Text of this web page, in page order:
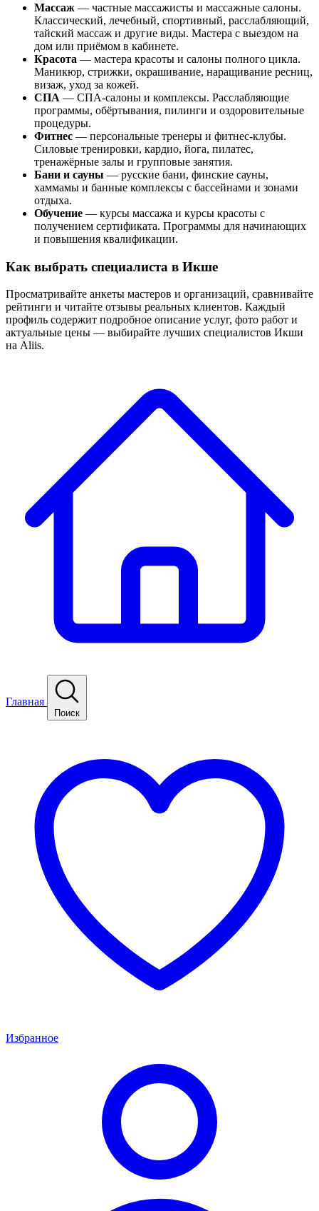
Массаж — частные массажисты и массажные салоны.
Классический, лечебный, спортивный, расслабляющий,
тайский массаж и другие виды. Мастера с выездом на
дом или приёмом в кабинете.
Красота — мастера красоты и салоны полного цикла.
Маникюр, стрижки, окрашивание, наращивание ресниц,
визаж, уход за кожей.
СПА — СПА-салоны и комплексы. Расслабляющие
программы, обёртывания, пилинги и оздоровительные
процедуры.
Фитнес — персональные тренеры и фитнес-клубы.
Силовые тренировки, кардио, йога, пилатес,
тренажёрные залы и групповые занятия.
Бани и сауны — русские бани, финские сауны,
хаммамы и банные комплексы с бассейнами и зонами
отдыха.
Обучение — курсы массажа и курсы красоты с
получением сертификата. Программы для начинающих
и повышения квалификации.
Как выбрать специалиста в Икше
Просматривайте анкеты мастеров и организаций, сравнивайте
рейтинги и читайте отзывы реальных клиентов. Каждый
профиль содержит подробное описание услуг, фото работ и
актуальные цены — выбирайте лучших специалистов Икши
на Aliis.
Главная
Поиск
Избранное